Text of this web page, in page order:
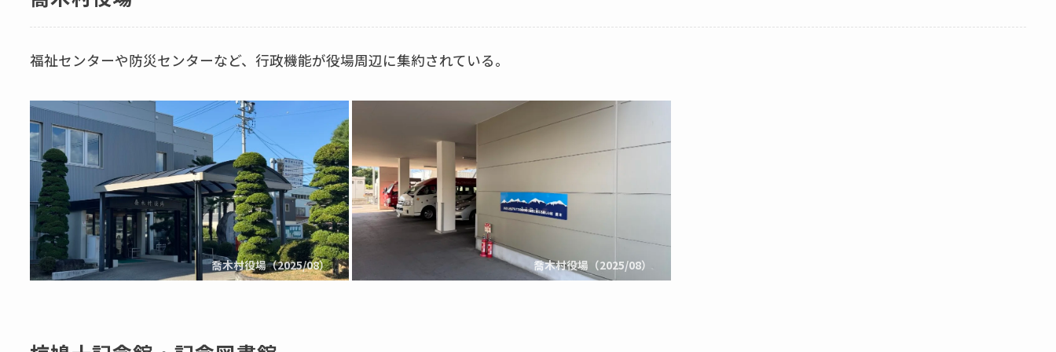
福祉センターや防災センターなど、行政機能が役場周辺に集約されている。
喬木村役場（2025/08） 喬木村役場（2025/08）